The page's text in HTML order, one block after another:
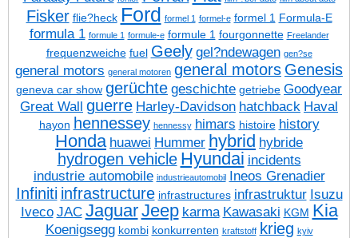
Fisker flie?heck Ford formel 1 formel-e formel 1 Formula-E
formula 1 formule 1 formule-e formule 1 fourgonnette Freelander
frequenzweiche fuel Geely gel?ndewagen gen?se
general motors general motoren general motors Genesis
geneva car show gerüchte geschichte getriebe Goodyear
Great Wall guerre Harley-Davidson hatchback Haval
hayon hennessey hennessy himars histoire history
Honda huawei Hummer hybrid hybride
hydrogen vehicle Hyundai incidents
industrie automobile industrieautomobil Ineos Grenadier
Infiniti infrastructure infrastructures infrastruktur Isuzu
Iveco JAC JaguarJeep karma Kawasaki KGM Kia
Koenigsegg kombi konkurrenten kraftstoff krieg kyiv